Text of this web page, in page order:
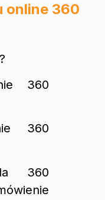
online 360
360
360
360